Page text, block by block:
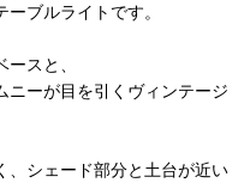
ブルライトです。
スと、
ニーが目を引くヴィンテージ
、シェード部分と土台が近い